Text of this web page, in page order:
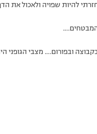
להיות שפויה ולאכול את
המבטחים….
ובפורום…. מצבי הגופני